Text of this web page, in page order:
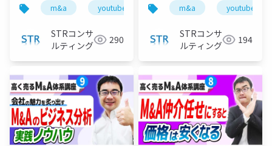
料
m&a youtube バリュエーション 企業価
STRコンサ
ルティング
290
影した資料
m&a youtube
STRコンサ
ルティング
194